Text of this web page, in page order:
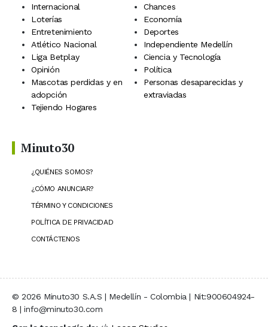
Internacional
Chances
Loterías
Economía
Entretenimiento
Deportes
Atlético Nacional
Independiente Medellín
Liga Betplay
Ciencia y Tecnología
Opinión
Política
Mascotas perdidas y en
adopción
Personas desaparecidas y
extraviadas
Tejiendo Hogares
Minuto30
¿QUIÉNES SOMOS?
¿CÓMO ANUNCIAR?
TÉRMINO Y CONDICIONES
POLÍTICA DE PRIVACIDAD
CONTÁCTENOS
© 2026 Minuto30 S.A.S | Medellín - Colombia | Nit:900604924-
8 | info@minuto30.com